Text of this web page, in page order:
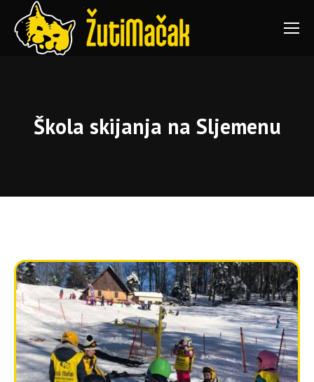
Škola skijanja na Sljemenu
You are here:
Škola skijanja za
školarce